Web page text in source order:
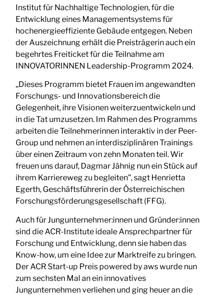
Institut für Nachhaltige Technologien, für die
Entwicklung eines Managementsystems für
hochenergieeffiziente Gebäude entgegen. Neben
der Auszeichnung erhält die Preisträgerin auch ein
begehrtes Freiticket für die Teilnahme am
INNOVATORINNEN Leadership-Programm 2024.
„Dieses Programm bietet Frauen im angewandten
Forschungs- und Innovationsbereich die
Gelegenheit, ihre Visionen weiterzuentwickeln und
in die Tat umzusetzen. Im Rahmen des Programms
arbeiten die Teilnehmerinnen interaktiv in der Peer-
Group und nehmen an interdisziplinären Trainings
über einen Zeitraum von zehn Monaten teil. Wir
freuen uns darauf, Dagmar Jähnig nun ein Stück auf
ihrem Karriereweg zu begleiten”, sagt Henrietta
Egerth, Geschäftsführerin der Österreichischen
Forschungsförderungsgesellschaft (FFG).
Auch für Jungunternehmer:innen und Gründer:innen
sind die ACR-Institute ideale Ansprechpartner für
Forschung und Entwicklung, denn sie haben das
Know-how, um eine Idee zur Marktreife zu bringen.
Der ACR Start-up Preis powered by aws wurde nun
zum sechsten Mal an ein innovatives
Jungunternehmen verliehen und ging heuer an die